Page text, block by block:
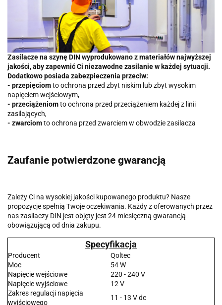
Zasilacze na szynę DIN wyprodukowano z materiałów najwyższej
jakości, aby zapewnić Ci niezawodne zasilanie w każdej sytuacji.
Dodatkowo posiada zabezpieczenia przeciw:
- przepięciomto ochrona przed zbyt niskim lub zbyt wysokim
napięciem wejściowym,
- przeciążeniomto ochrona przed przeciążeniem każdej z linii
zasilających,
- zwarciomto ochrona przed zwarciem w obwodzie zasilacza
Zaufanie potwierdzone gwarancją
Zależy Ci na wysokiej jakości kupowanego produktu? Nasze
propozycje spełnią Twoje oczekiwania. Każdy z oferowanych przez
nas zasilaczy DIN jest objęty jest 24 miesięczną gwarancją
obowiązującą od dnia zakupu.
Specyfikacja
Producent
Qoltec
Moc
54 W
Napięcie wejściowe
220 - 240 V
Napięcie wyjściowe
12 V
Zakres regulacji napięcia
wyjściowego
11 - 13 V dc